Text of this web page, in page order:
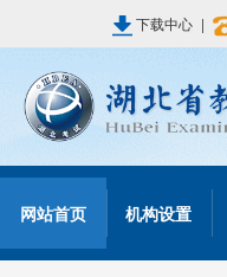
下载中心 |
网站首页 机构设置